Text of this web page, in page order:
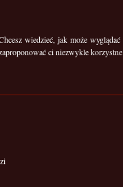
wiedzieć, jak może
ci niezwykle